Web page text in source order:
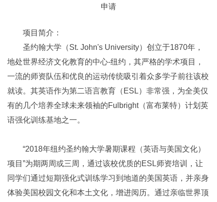
申请
项目简介：
圣约翰大学（St. John's University）创立于1870年，
地处世界经济文化教育的中心-纽约，其严格的学术项目，
一流的师资队伍和优良的运动传统吸引着众多学子前往该校
就读。其英语作为第二语言教育（ESL）非常强，为全美仅
有的几个培养全球未来领袖的Fulbright（富布莱特）计划英
语强化训练基地之一。
“2018年纽约圣约翰大学暑期课程（英语与美国文化）
项目”为期两周或三周，通过该校优质的ESL师资培训，让
同学们通过短期强化式训练学习到地道的美国英语，并亲身
体验美国校园文化和本土文化，增进阅历。通过亲临世界顶